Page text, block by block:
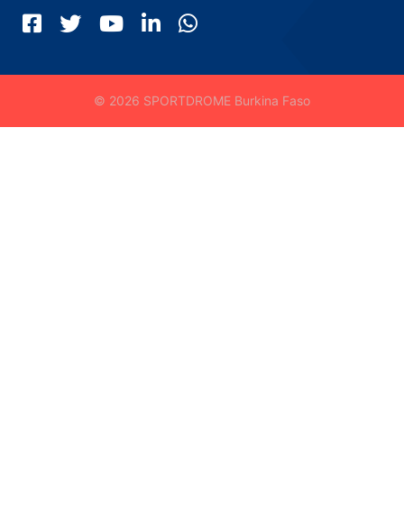
© 2026 SPORTDROME Burkina Faso